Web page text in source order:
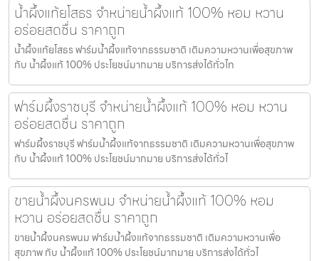
น้ำผึ้งแท้ยโสธร จำหน่ายน้ำผึ้งแท้ 100% หอม หวาน
อร่อยสดชื่น ราคาถูก
น้ำผึ้งแท้ยโสธร ฟาร์มน้ำผึ้งแท้จากธรรมชาติ เติมความหวานเพื่อสุขภาพ
กับ น้ำผึ้งแท้ 100% ประโยชน์มากมาย บริการส่งได้ทั่วไท
ฟาร์มผึ้งราชบุรี จำหน่ายน้ำผึ้งแท้ 100% หอม หวาน
อร่อยสดชื่น ราคาถูก
ฟาร์มผึ้งราชบุรี ฟาร์มน้ำผึ้งแท้จากธรรมชาติ เติมความหวานเพื่อสุขภาพ
กับ น้ำผึ้งแท้ 100% ประโยชน์มากมาย บริการส่งได้ทั่วไ
ขายน้ำผึ้งนครพนม จำหน่ายน้ำผึ้งแท้ 100% หอม
หวาน อร่อยสดชื่น ราคาถูก
ขายน้ำผึ้งนครพนม ฟาร์มน้ำผึ้งแท้จากธรรมชาติ เติมความหวานเพื่อ
สุขภาพ กับ น้ำผึ้งแท้ 100% ประโยชน์มากมาย บริการส่งได้ทั่วไ